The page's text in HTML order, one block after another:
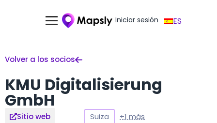
Iniciar sesión ES
Volver a los socios
KMU Digitalisierung
GmbH
Sitio web Suiza +1 más